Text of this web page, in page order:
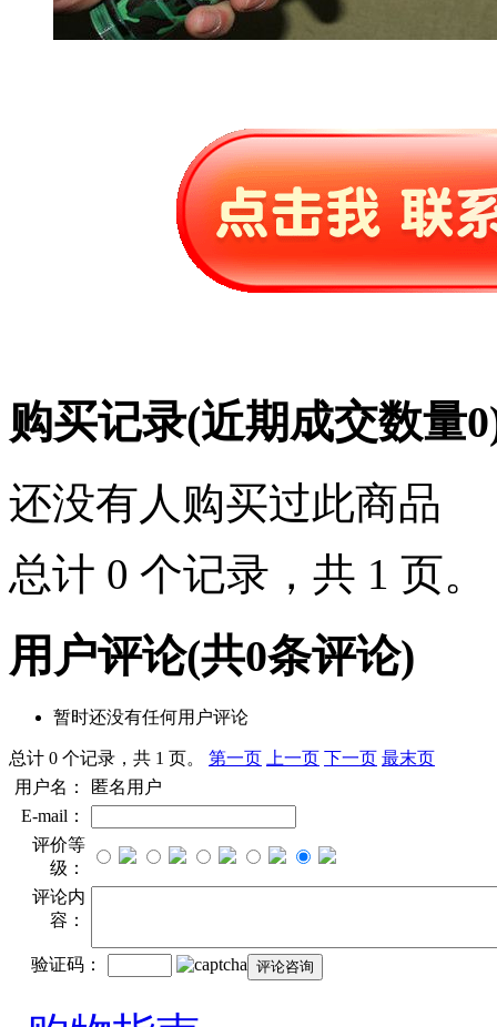
购买记录(近期成交数量0
还没有人购买过此商品
总计 0 个记录，共 1 页。
用户评论(共0条评论)
暂时还没有任何用户评论
总计 0 个记录，共 1 页。 第一页 上一页 下一页 最末页
用户名：
匿名用户
E-mail：
评价等
级：
评论内
容：
验证码：